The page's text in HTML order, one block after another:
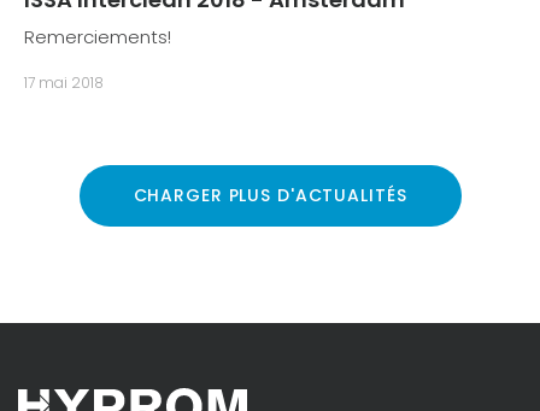
Remerciements!
17 mai 2018
CHARGER PLUS D'ACTUALITÉS